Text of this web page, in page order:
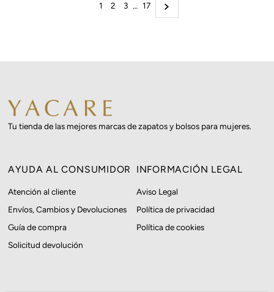
1 2 3 … 17
Tu tienda de las mejores marcas de zapatos y bolsos para mujeres.
AYUDA AL CONSUMIDOR
Atención al cliente
Envíos, Cambios y Devoluciones
Guía de compra
Solicitud devolución
INFORMACIÓN LEGAL
Aviso Legal
Política de privacidad
Política de cookies